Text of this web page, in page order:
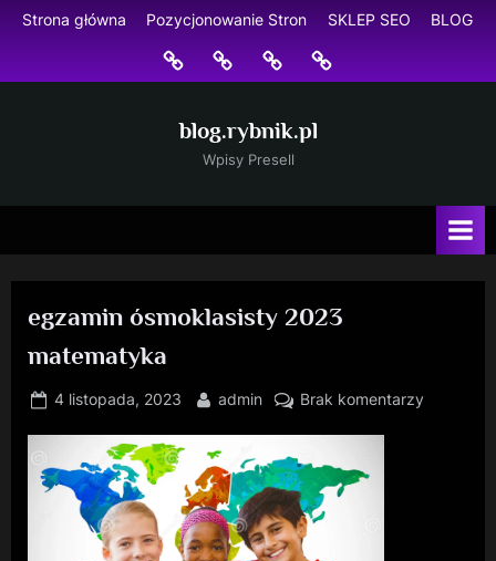
Skip
content
Strona główna Pozycjonowanie Stron SKLEP SEO BLOG
Strona
główna
Pozycjonowanie
Stron
SKLEP
SEO
BLOG
blog.rybnik.pl
Wpisy Presell
egzamin ósmoklasisty 2023
matematyka
Posted
4 listopada, 2023 By
admin Brak komentarzydo